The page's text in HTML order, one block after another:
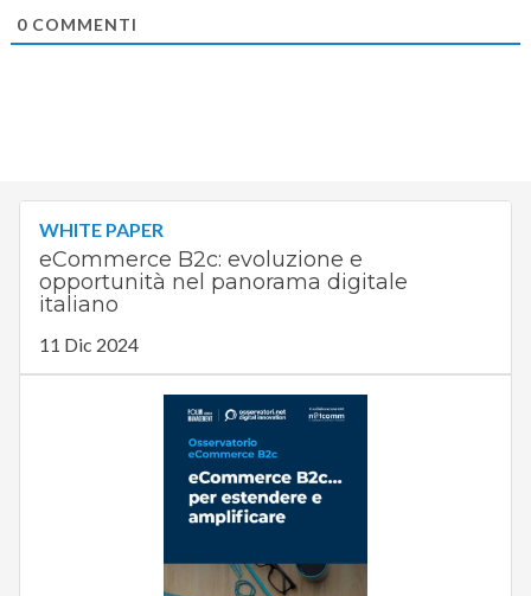
0COMMENTI
WHITE PAPER
eCommerce B2c: evoluzione e
opportunità nel panorama digitale
italiano
11 Dic 2024